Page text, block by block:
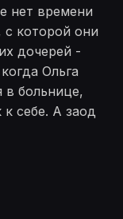
нет времени
с которой они
дочерей -
Ольга
в больнице,
к себе. А заод